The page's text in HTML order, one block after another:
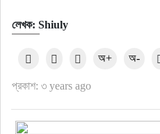
স্পোর্টস
মার্কিন যুক্তরাষ্ট্র
এন্টারটেইনমেন্ট
লেখক: Shiuly
প্রকাশ: ৩ years ago
অ+ অ-